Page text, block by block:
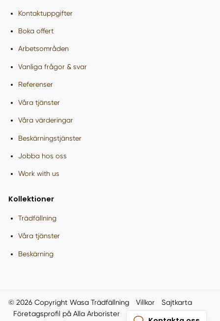
Kontaktuppgifter
Boka offert
Arbetsområden
Vanliga frågor & svar
Referenser
Våra tjänster
Våra värderingar
Beskärningstjänster
Jobba hos oss
Work with us
Kollektioner
Trädfällning
Våra tjänster
Beskärning
© 2026 Copyright Wasa Trädfällning Villkor
Sajtkarta
Företagsprofil på Alla Arborister
Smartproduktion